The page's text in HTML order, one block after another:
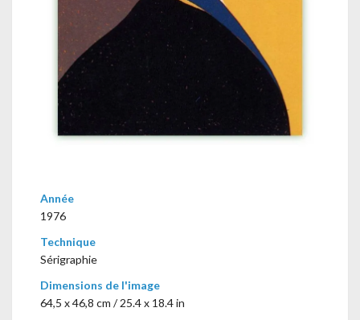
Année
1976
Technique
Sérigraphie
Dimensions de l'image
64,5 x 46,8 cm / 25.4 x 18.4 in